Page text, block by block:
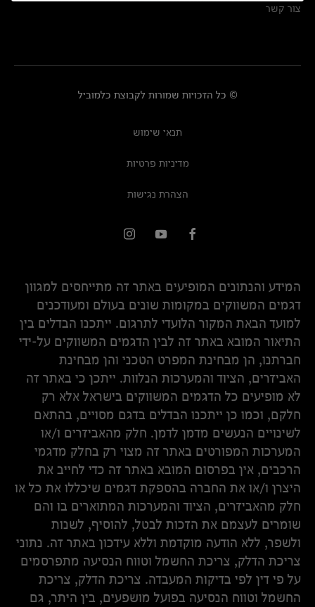
צור קשר
© כל הזכויות שמורות לקבוצת כלמוביל
תנאי שימוש
מדיניות פרטיות
הצהרת נגישות
המידע והנתונים המופיעים באתר זה מתייחסים למגוון
דגמים המשווקים במקומות שונים בעולם ומעודכנים
למועד הבאת המקור הלועדי לתרגום. ייתכנו הבדלים בין
התיאור המובא באתר זה לבין הדגמים המשווקים על-ידי
חברתנו, הן מבחינת המפרט הטכני והן מבחינת
האביזרים, הציוד והמערכות הנלוות. ייתכן כי באתר זה
לא מופיעים כל הדגמים המשווקים בישראל אלא רק
חלקם, וכמו כן ייתכנו הבדלים בדגם מסויים, בהתאם
לשינויים הנעשים מדמן לדמן. חלק מהאביזרים ו/או
המערכות המפורטים באתר זה מצוי רק בחלק מדגמי
הרכבים, אין בפרסום המובא באתר זה כדי לחייב את
היצרן ו/או את החברה בהספקת דגמים שיכללו את כל או
חלק מהאביזרים, הציוד והמערכות המתוארים בו והם
שומרים לעצמם את הזכות לבטל, להוסיף, לשנות
ולשפר, ללא הודעה מוקדמת וללא עידכון באתר זה. נתוני
צריכת הדלק, צריכת החשמל וטווח הנסיעה מתפרסמים
על פי דין לפי בדיקות המעבדה. צריכת הדלק, צריכת
החשמל וטווח הנסיעה בפועל מושפעים, בין היתר, גם